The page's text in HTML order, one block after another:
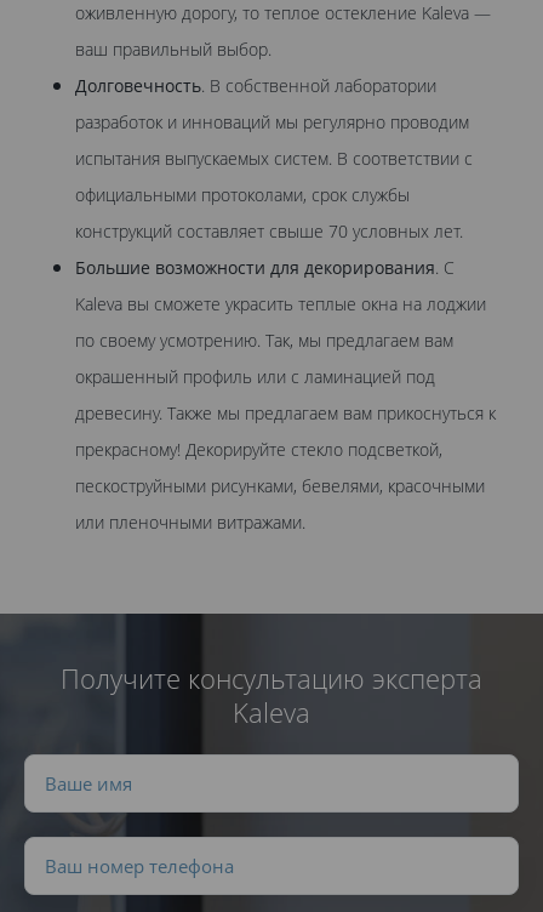
оживленную дорогу, то теплое остекление Kaleva —
ваш правильный выбор.
Долговечность. В собственной лаборатории
разработок и инноваций мы регулярно проводим
испытания выпускаемых систем. В соответствии с
официальными протоколами, срок службы
конструкций составляет свыше 70 условных лет.
Большие возможности для декорирования. С
Kaleva вы сможете украсить теплые окна на лоджии
по своему усмотрению. Так, мы предлагаем вам
окрашенный профиль или с ламинацией под
древесину. Также мы предлагаем вам прикоснуться к
прекрасному! Декорируйте стекло подсветкой,
пескоструйными рисунками, бевелями, красочными
или пленочными витражами.
Получите консультацию эксперта
Kaleva